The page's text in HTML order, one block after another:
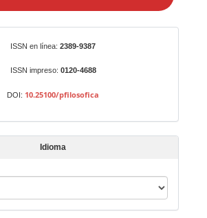
ISSN en línea: 2389-9387
ISSN impreso: 0120-4688
DOI: 10.25100/pfilosofica
Idioma
d